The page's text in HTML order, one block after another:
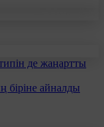
де жаңартты
біріне айналды